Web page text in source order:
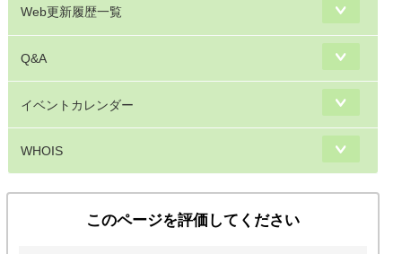
Web更新履歴一覧
Q&A
イベントカレンダー
WHOIS
このページを評価してください